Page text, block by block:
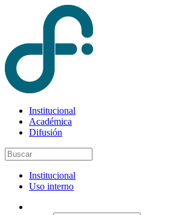
Institucional
Académica
Difusión
Institucional
Uso interno